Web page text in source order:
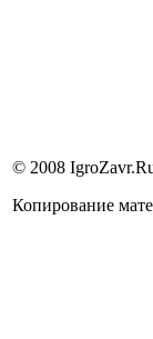
© 2008
Копирование